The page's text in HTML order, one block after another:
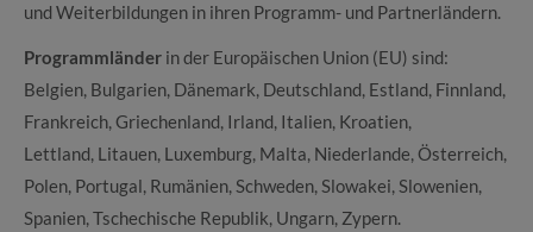
und Weiterbildungen in ihren Programm- und Partnerländern.
Programmländer in der Europäischen Union (EU) sind:
Belgien, Bulgarien, Dänemark, Deutschland, Estland, Finnland,
Frankreich, Griechenland, Irland, Italien, Kroatien,
Lettland, Litauen, Luxemburg, Malta, Niederlande, Österreich,
Polen, Portugal, Rumänien, Schweden, Slowakei, Slowenien,
Spanien, Tschechische Republik, Ungarn, Zypern.